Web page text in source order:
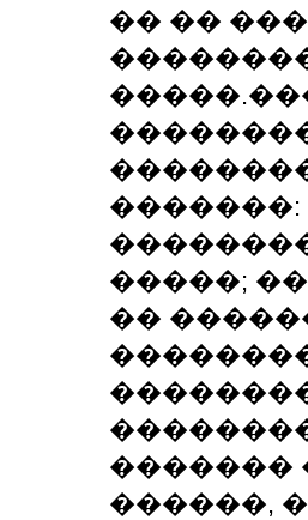
�� ��
�����;
��
�������
������,